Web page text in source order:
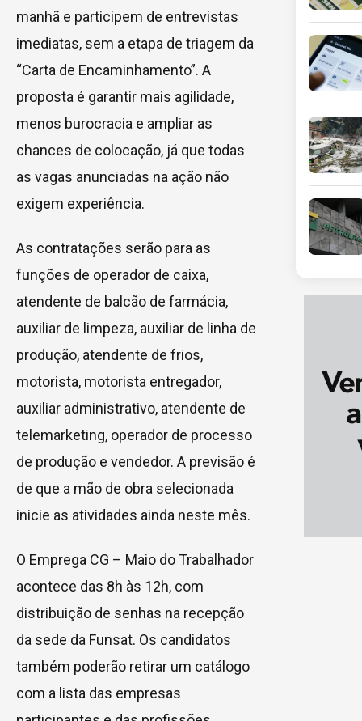
manhã e participem de entrevistas
imediatas, sem a etapa de triagem da
“Carta de Encaminhamento”. A
proposta é garantir mais agilidade,
menos burocracia e ampliar as
chances de colocação, já que todas
as vagas anunciadas na ação não
exigem experiência.
As contratações serão para as
funções de operador de caixa,
atendente de balcão de farmácia,
auxiliar de limpeza, auxiliar de linha de
produção, atendente de frios,
motorista, motorista entregador,
auxiliar administrativo, atendente de
telemarketing, operador de processo
de produção e vendedor. A previsão é
de que a mão de obra selecionada
inicie as atividades ainda neste mês.
O Emprega CG – Maio do Trabalhador
acontece das 8h às 12h, com
distribuição de senhas na recepção
da sede da Funsat. Os candidatos
também poderão retirar um catálogo
com a lista das empresas